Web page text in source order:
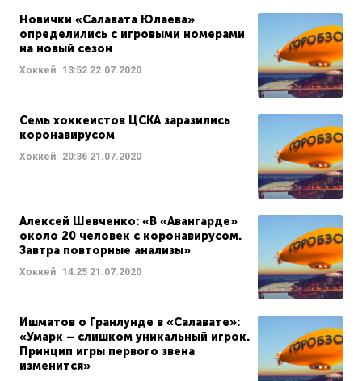
Новички «Салавата Юлаева»
определились с игровыми номерами
на новый сезон
Хоккей 13:52 22.07.2020
Семь хоккеистов ЦСКА заразились
коронавирусом
Хоккей 20:36 21.07.2020
Алексей Шевченко: «В «Авангарде»
около 20 человек с коронавирусом.
Завтра повторные анализы»
Хоккей 14:25 21.07.2020
Ишматов о Гранлунде в «Салавате»:
«Умарк – слишком уникальный игрок.
Принцип игры первого звена
изменится»